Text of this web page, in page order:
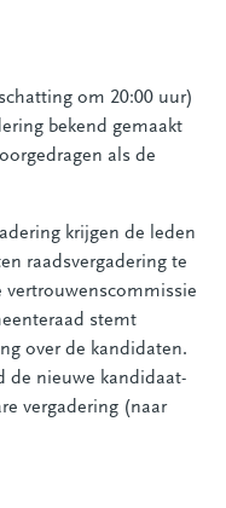
om 20:00 uur)
bekend gemaakt
als de
krijgen de leden
raadsvergadering te
vertrouwenscommissie
stemt
over de kandidaten.
de nieuwe kandidaat-
vergadering (naar
een andere website)